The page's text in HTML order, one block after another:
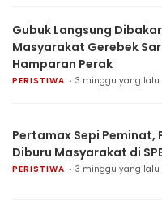
Gubuk Langsung
Masyarakat Gerebek
Hamparan Perak
PERISTIWA 3 minggu yang lalu
Pertamax Sepi Peminat,
Diburu Masyarakat di
PERISTIWA 3 minggu yang lalu